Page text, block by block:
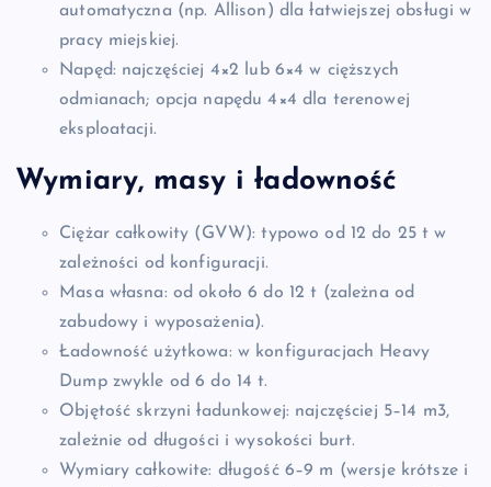
automatyczna (np. Allison) dla łatwiejszej obsługi w
pracy miejskiej.
Napęd: najczęściej 4×2 lub 6×4 w cięższych
odmianach; opcja napędu 4×4 dla terenowej
eksploatacji.
Wymiary, masy i ładowność
Ciężar całkowity (GVW): typowo od 12 do 25 t w
zależności od konfiguracji.
Masa własna: od około 6 do 12 t (zależna od
zabudowy i wyposażenia).
Ładowność użytkowa: w konfiguracjach Heavy
Dump zwykle od 6 do 14 t.
Objętość skrzyni ładunkowej: najczęściej 5–14 m3,
zależnie od długości i wysokości burt.
Wymiary całkowite: długość 6–9 m (wersje krótsze i